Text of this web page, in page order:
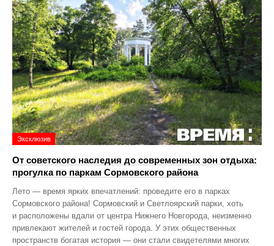
Эксклюзив
От советского наследия до современных зон отдыха:
прогулка по паркам Сормовского района
Лето — время ярких впечатлений: проведите его в парках
Сормовского района! Сормовский и Светлоярский парки, хоть
и расположены вдали от центра Нижнего Новгорода, неизменно
привлекают жителей и гостей города. У этих общественных
пространств богатая история — они стали свидетелями многих